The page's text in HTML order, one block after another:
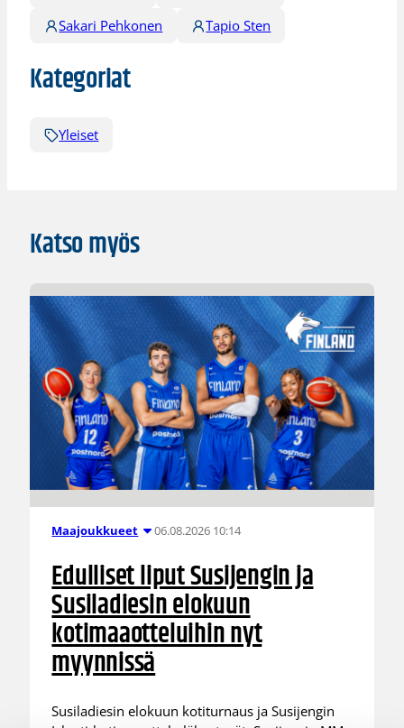
Sakari Pehkonen
Tapio Sten
Kategoriat
Yleiset
Katso myös
Maajoukkueet 06.08.2026 10:14
Edulliset liput Susijengin ja
Susiladiesin elokuun
kotimaaotteluihin nyt
myynnissä
Susiladiesin elokuun kotiturnaus ja Susijengin